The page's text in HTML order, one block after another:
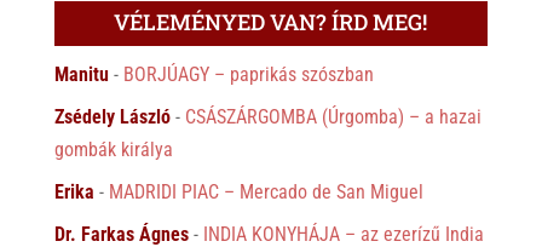
VÉLEMÉNYED VAN? ÍRD MEG!
Manitu- BORJÚAGY – paprikás szószban
Zsédely László- CSÁSZÁRGOMBA (Úrgomba) – a hazai
gombák királya
Erika - MADRIDI PIAC – Mercado de San Miguel
Dr. Farkas Ágnes- INDIA KONYHÁJA – az ezerízű India